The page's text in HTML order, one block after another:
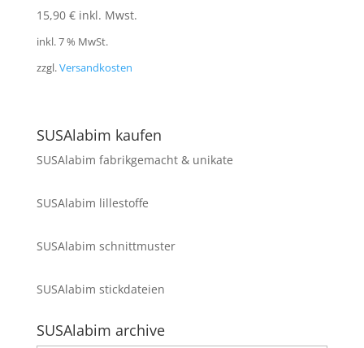
15,90 € inkl. Mwst.
inkl. 7 % MwSt.
zzgl.Versandkosten
SUSAlabim kaufen
SUSAlabim fabrikgemacht & unikate
SUSAlabim lillestoffe
SUSAlabim schnittmuster
SUSAlabim stickdateien
SUSAlabim archive